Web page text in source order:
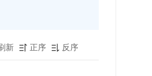
新  正序  反序